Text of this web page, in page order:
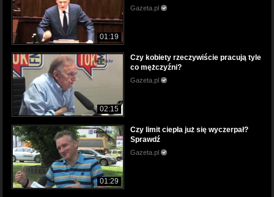
01:19
Gazeta.pl
02:15
Czy kobiety rzeczywiście pracują tyle
co mężczyźni?
Gazeta.pl
01:29
Czy limit ciepła już się wyczerpał?
Sprawdź
Gazeta.pl